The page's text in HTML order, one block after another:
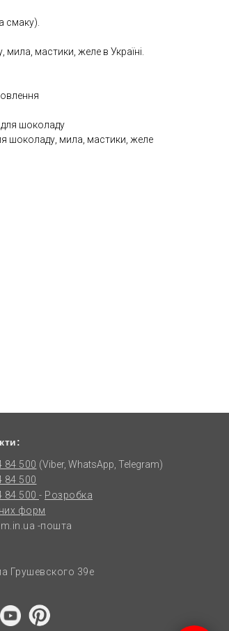
смаку).
мастики, желе в Україні.
для шоколаду
шоколаду, мила, мастики, желе
84 500
84 500
84 500 - Розробка
форм
-пошта
Грушевского 39е
(Viber, WhatsApp, Telegram)